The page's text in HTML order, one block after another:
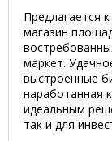
Предлагается
магазин
маркет.
выстроенные
наработанная
идеальным
так и для